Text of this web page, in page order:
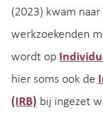
(2023) kwam
werkzoekenden
wordt op
hier soms ook de
(IRB) bij ingezet